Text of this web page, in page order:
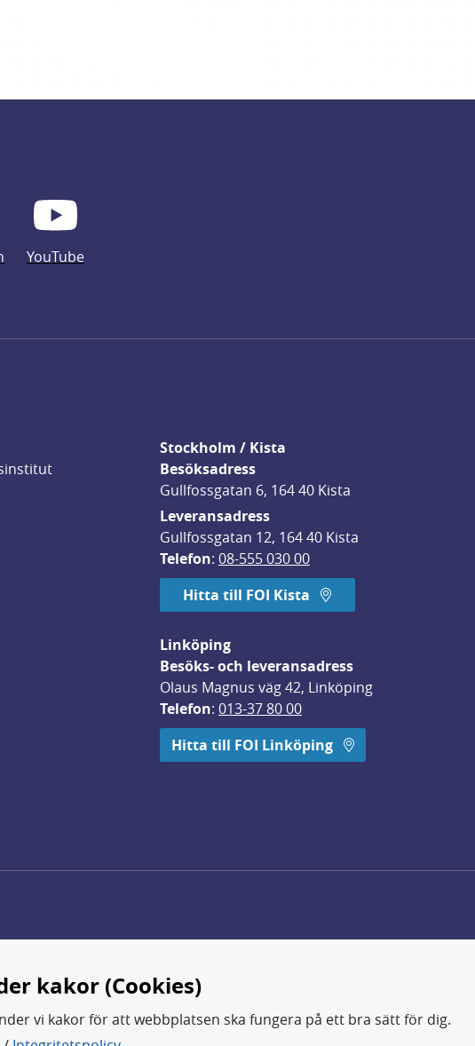
YouTube
annan webbplats, öppnas i nytt fönster.
Stockholm / Kista
Besöksadress
Gullfossgatan 6, 164 40 Kista
Leveransadress
Gullfossgatan 12, 164 40 Kista
Telefon: 08-555 030 00
Hitta till FOI Kista
Linköping
Besöks- och leveransadress
Olaus Magnus väg 42, Linköping
Telefon: 013-37 80 00
Hitta till FOI Linköping
kakor (Cookies)
vi kakor för att webbplatsen ska fungera på ett bra sätt för dig.